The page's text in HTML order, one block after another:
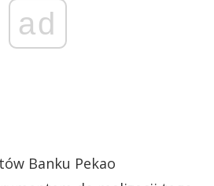
ad
Banku Pekao